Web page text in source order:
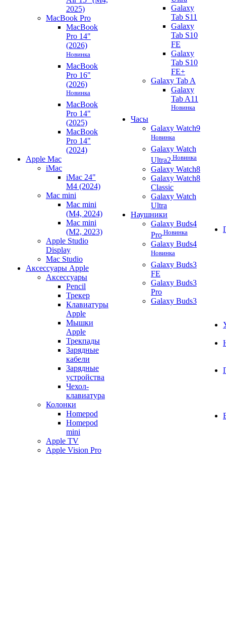
2025)
MacBook Pro
MacBook
Pro 14"
(2026)
Новинка
MacBook
Pro 16"
(2026)
Новинка
MacBook
Pro 14"
(2025)
MacBook
Pro 14"
(2024)
Apple Mac
iMac
iMac 24"
M4 (2024)
Mac mini
Mac mini
(M4, 2024)
Mac mini
(M2, 2023)
Apple Studio
Display
Mac Studio
Аксессуары Apple
Аксессуары
Pencil
Трекер
Клавиатуры
Apple
Мышки
Apple
Трекпады
Зарядные
кабели
Зарядные
устройства
Чехол-
клавиатура
Колонки
Homepod
Homepod
mini
Apple TV
Apple Vision Pro
Galaxy
Tab S11
Galaxy
Tab S10
FE
Galaxy
Tab S10
FE+
Galaxy Tab A
Galaxy
Tab A11
Новинка
Часы
Galaxy Watch9
Новинка
Galaxy Watch
Ultra2 Новинка
Galaxy Watch8
Galaxy Watch8
Classic
Galaxy Watch
Ultra
Наушники
Galaxy Buds4
Pro Новинка
Galaxy Buds4
Новинка
Galaxy Buds3
FE
Galaxy Buds3
Pro
Galaxy Buds3